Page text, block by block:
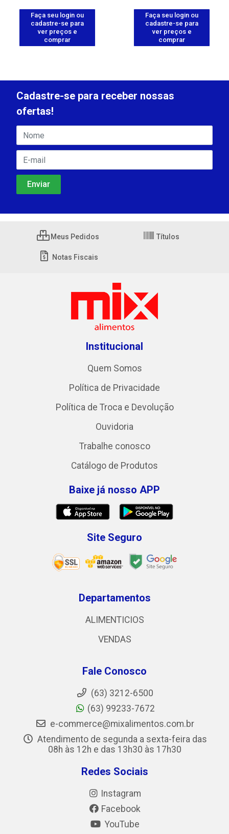
Faça seu login ou
cadastre-se para
ver preços e
comprar
Faça seu login ou
cadastre-se para
ver preços e
comprar
Cadastre-se para receber nossas
ofertas!
Meus Pedidos Títulos
Notas Fiscais
Institucional
Quem Somos
Política de Privacidade
Política de Troca e Devolução
Ouvidoria
Trabalhe conosco
Catálogo de Produtos
Baixe já nosso APP
Site Seguro
Departamentos
ALIMENTICIOS
VENDAS
Fale Conosco
(63) 3212-6500
(63) 99233-7672
e-commerce@mixalimentos.com.br
Atendimento de segunda a sexta-feira das
08h às 12h e das 13h30 às 17h30
Redes Sociais
Instagram
Facebook
YouTube